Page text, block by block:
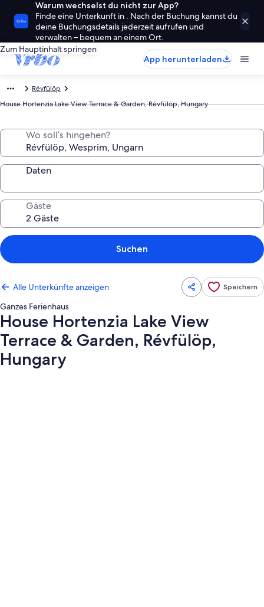
Warum wechselst du nicht zur App?
Finde eine Unterkunft in . Nach der Buchung kannst du
deine Buchungsdetails jederzeit aufrufen und
verwalten – bequem an einem Ort.
Zum Hauptinhalt springen
App herunterladen
Révfülöp
House Hortenzia Lake View Terrace & Garden, Révfülöp, Hungary
Wo soll’s hingehen?
Daten
Gäste
Suchen
Alle Unterkünfte anzeigen Speichern
Ganzes Ferienhaus
House Hortenzia Lake View
Terrace & Garden, Révfülöp,
Hungary